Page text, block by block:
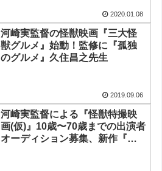
2020.01.08
河崎実監督の怪獣映画『三大怪
獣グルメ』始動！監修に『孤独
のグルメ』久住昌之先生
2019.09.06
河崎実監督による『怪獣特撮映
画(仮)』10歳〜70歳までの出演者
オーディション募集、新作『ロ